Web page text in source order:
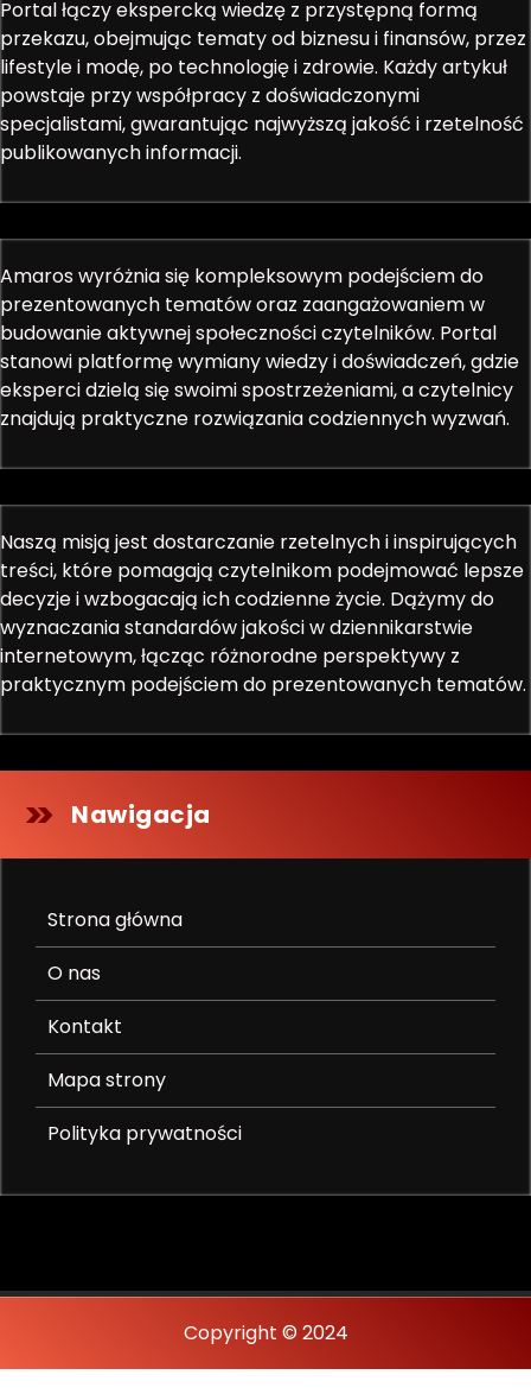
Portal łączy ekspercką wiedzę z przystępną formą
przekazu, obejmując tematy od biznesu i finansów, przez
lifestyle i modę, po technologię i zdrowie. Każdy artykuł
powstaje przy współpracy z doświadczonymi
specjalistami, gwarantując najwyższą jakość i rzetelność
publikowanych informacji.
Amaros wyróżnia się kompleksowym podejściem do
prezentowanych tematów oraz zaangażowaniem w
budowanie aktywnej społeczności czytelników. Portal
stanowi platformę wymiany wiedzy i doświadczeń, gdzie
eksperci dzielą się swoimi spostrzeżeniami, a czytelnicy
znajdują praktyczne rozwiązania codziennych wyzwań.
Naszą misją jest dostarczanie rzetelnych i inspirujących
treści, które pomagają czytelnikom podejmować lepsze
decyzje i wzbogacają ich codzienne życie. Dążymy do
wyznaczania standardów jakości w dziennikarstwie
internetowym, łącząc różnorodne perspektywy z
praktycznym podejściem do prezentowanych tematów.
Nawigacja
Strona główna
O nas
Kontakt
Mapa strony
Polityka prywatności
Copyright © 2024